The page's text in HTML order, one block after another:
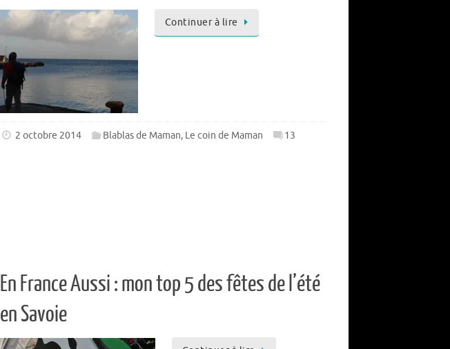
Continuer à lire
2 octobre 2014 Blablas de Maman, Le coin de Maman 13
En France Aussi : mon top 5 des fêtes de l’été
en Savoie